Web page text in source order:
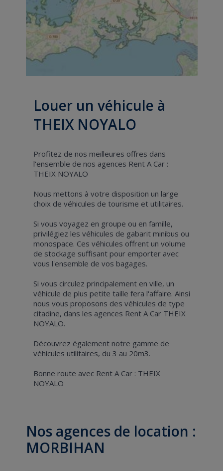
Louer un véhicule à
THEIX NOYALO
Profitez de nos meilleures offres dans
l'ensemble de nos agences Rent A Car :
THEIX NOYALO
Nous mettons à votre disposition un large
choix de véhicules de tourisme et utilitaires.
Si vous voyagez en groupe ou en famille,
privilégiez les véhicules de gabarit minibus ou
monospace. Ces véhicules offrent un volume
de stockage suffisant pour emporter avec
vous l'ensemble de vos bagages.
Si vous circulez principalement en ville, un
véhicule de plus petite taille fera l'affaire. Ainsi
nous vous proposons des véhicules de type
citadine, dans les agences Rent A Car THEIX
NOYALO.
Découvrez également notre gamme de
véhicules utilitaires, du 3 au 20m3.
Bonne route avec Rent A Car : THEIX
NOYALO
Nos agences de location :
MORBIHAN